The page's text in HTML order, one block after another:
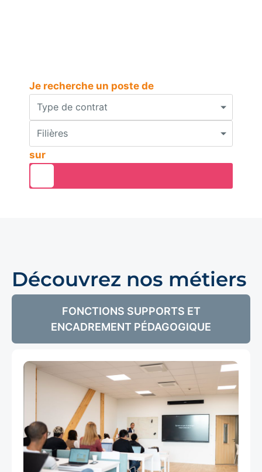
Je recherche un poste de
Type de contrat
Filières
sur
Découvrez nos métiers​
FONCTIONS SUPPORTS ET
ENCADREMENT PÉDAGOGIQUE